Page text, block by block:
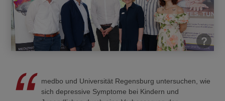
medbo und Universität Regensburg untersuchen, wie
sich depressive Symptome bei Kindern und